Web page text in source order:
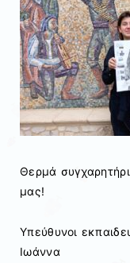
Θερμά
μας!
Υπεύθυνοι
Ιωάννα